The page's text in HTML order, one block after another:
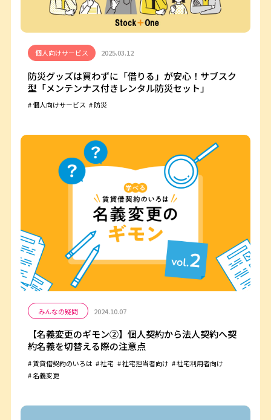
個人向けサービス 2025.03.12
防災グッズは買わずに「借りる」が安心！サブスク
型「メンテンナス付きレンタル防災セット」
個人向けサービス 防災
みんなの疑問 2024.10.07
【名義変更のギモン②】個人契約から法人契約へ契
約名義を切替える際の注意点
賃貸借契約のいろは 社宅 社宅担当者向け
社宅利用者向け
名義変更